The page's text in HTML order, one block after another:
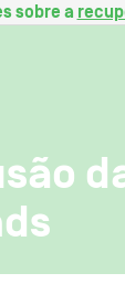
sobre a